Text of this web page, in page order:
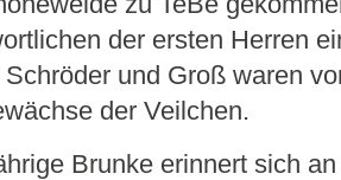
der ersten Herren
und Groß waren
der Veilchen.
Brunke erinnert sich